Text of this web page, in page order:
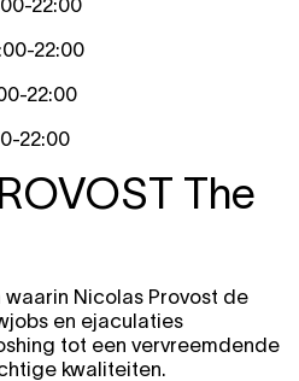
-22:00
-22:00
-22:00
-22:00
The
waarin Nicolas Provost de
en ejaculaties
tot een vervreemdende
kwaliteiten.